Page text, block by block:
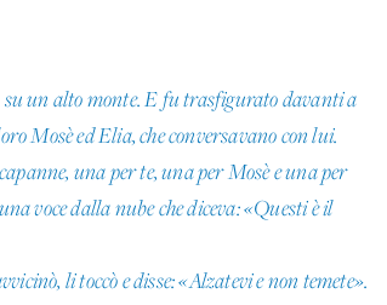
su un alto monte. E fu trasfigurato davanti a
Mosè ed Elia, che conversavano con lui.
una per te, una per Mosè e una per
voce dalla nube che diceva: «Questi è il
li toccò e disse: «Alzatevi e non temete».